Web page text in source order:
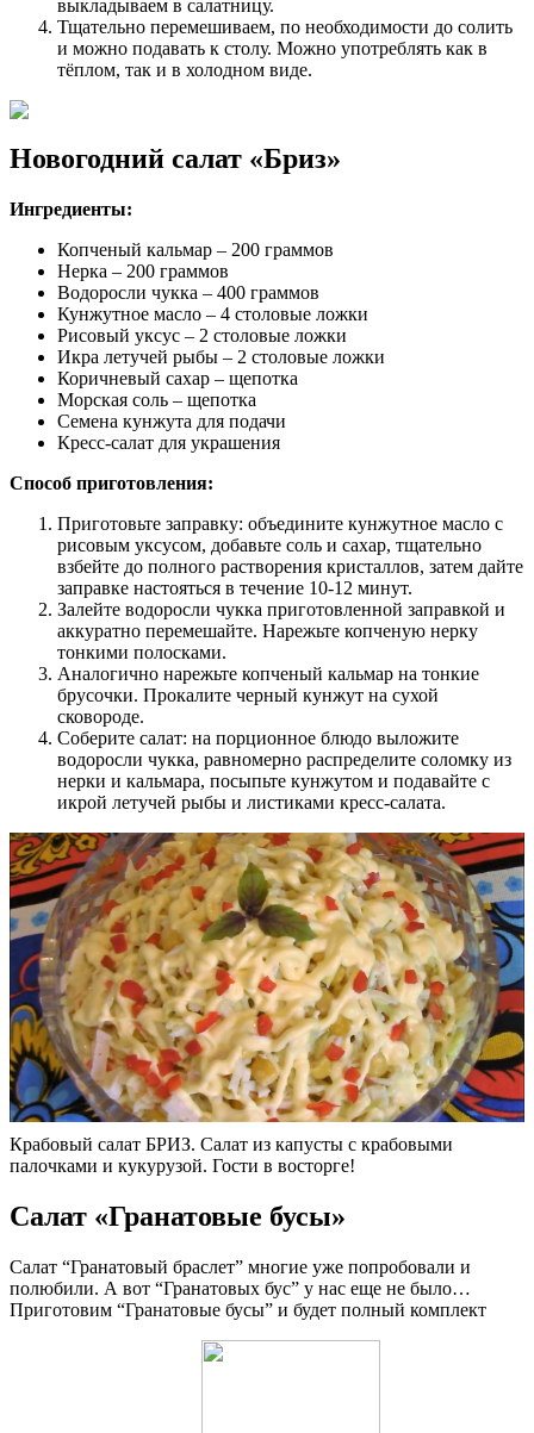
выкладываем в салатницу.
Тщательно перемешиваем, по необходимости до солить
и можно подавать к столу. Можно употреблять как в
тёплом, так и в холодном виде.
Новогодний салат «Бриз»
Ингредиенты:
Копченый кальмар – 200 граммов
Нерка – 200 граммов
Водоросли чукка – 400 граммов
Кунжутное масло – 4 столовые ложки
Рисовый уксус – 2 столовые ложки
Икра летучей рыбы – 2 столовые ложки
Коричневый сахар – щепотка
Морская соль – щепотка
Семена кунжута для подачи
Кресс-салат для украшения
Способ приготовления:
Приготовьте заправку: объедините кунжутное масло с
рисовым уксусом, добавьте соль и сахар, тщательно
взбейте до полного растворения кристаллов, затем дайте
заправке настояться в течение 10-12 минут.
Залейте водоросли чукка приготовленной заправкой и
аккуратно перемешайте. Нарежьте копченую нерку
тонкими полосками.
Аналогично нарежьте копченый кальмар на тонкие
брусочки. Прокалите черный кунжут на сухой
сковороде.
Соберите салат: на порционное блюдо выложите
водоросли чукка, равномерно распределите соломку из
нерки и кальмара, посыпьте кунжутом и подавайте с
икрой летучей рыбы и листиками кресс-салата.
Крабовый салат БРИЗ. Салат из капусты с крабовыми
палочками и кукурузой. Гости в восторге!
Салат «Гранатовые бусы»
Салат “Гранатовый браслет” многие уже попробовали и
полюбили. А вот “Гранатовых бус” у нас еще не было…
Приготовим “Гранатовые бусы” и будет полный комплект